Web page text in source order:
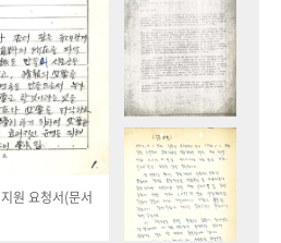
원 요청서(문서